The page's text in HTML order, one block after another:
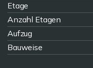
Etage
Anzahl Etagen
Aufzug
Bauweise